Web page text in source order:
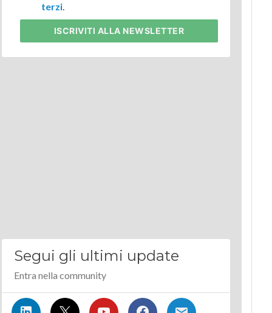
terzi.
ISCRIVITI ALLA NEWSLETTER
Segui gli ultimi update
Entra nella community